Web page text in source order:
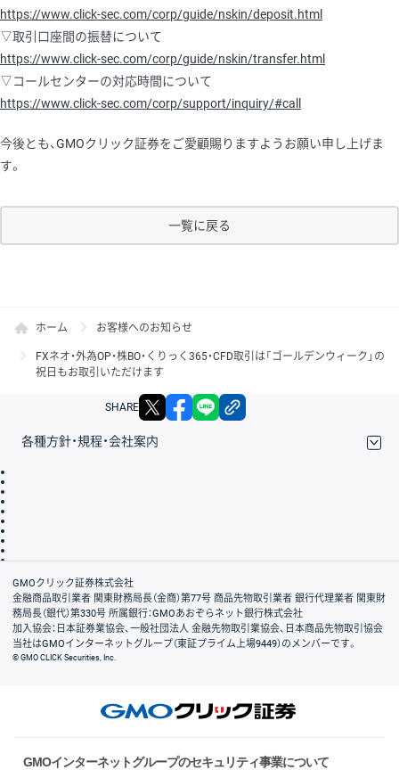
https://www.click-sec.com/corp/guide/nskin/deposit.html
▽取引口座間の振替について
https://www.click-sec.com/corp/guide/nskin/transfer.html
▽コールセンターの対応時間について
https://www.click-sec.com/corp/support/inquiry/#call
今後とも、GMOクリック証券をご愛顧賜りますようお願い申し上げま
す。
一覧に戻る
ホーム お客様へのお知らせ
FXネオ・外為OP・株BO・くりっく365・CFD取引は「ゴールデンウィーク」の
祝日もお取引いただけます
SHARE X facebook
各種方針・規程・会社案内
会社案内
GMOクリック証券株式会社
金融商品取引業者 関東財務局長（金商）第77号 商品先物取引業者 銀行代理業者 関東財
務局長（銀代）第330号 所属銀行：GMOあおぞらネット銀行株式会社
加入協会：日本証券業協会、一般社団法人 金融先物取引業協会、日本商品先物取引協会
当社はGMOインターネットグループ（東証プライム上場9449）のメンバーです。
© GMO CLICK Securities, Inc.
GMOインターネットグループのセキュリティ事業について